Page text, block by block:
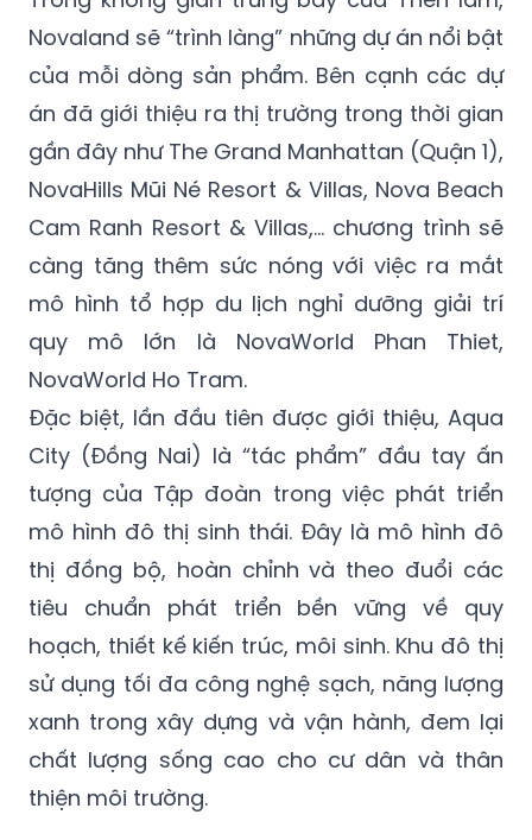
Novaland sẽ “trình làng” những dự án nổi bật
của mỗi dòng sản phẩm. Bên cạnh các dự
án đã giới thiệu ra thị trường trong thời gian
gần đây như The Grand Manhattan (Quận 1),
NovaHills Mũi Né Resort & Villas, Nova Beach
Cam Ranh Resort & Villas,… chương trình sẽ
càng tăng thêm sức nóng với việc ra mắt
mô hình tổ hợp du lịch nghỉ dưỡng giải trí
quy mô lớn là NovaWorld Phan Thiet,
NovaWorld Ho Tram.
Đặc biệt, lần đầu tiên được giới thiệu, Aqua
City (Đồng Nai) là “tác phẩm” đầu tay ấn
tượng của Tập đoàn trong việc phát triển
mô hình đô thị sinh thái. Đây là mô hình đô
thị đồng bộ, hoàn chỉnh và theo đuổi các
tiêu chuẩn phát triển bền vững về quy
hoạch, thiết kế kiến trúc, môi sinh. Khu đô thị
sử dụng tối đa công nghệ sạch, năng lượng
xanh trong xây dựng và vận hành, đem lại
chất lượng sống cao cho cư dân và thân
thiện môi trường.